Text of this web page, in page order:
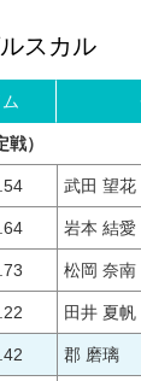
スカル
戦）
武田 望花
岩本 結愛
松岡 奈南
田井 夏帆
郡 磨璃